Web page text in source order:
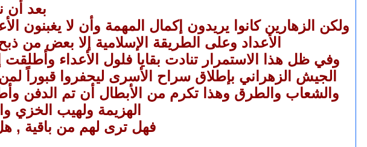
بعد أن
ولكن الزهارين كانوا يريدون إكمال المهمة وأن لا
الأعداد وعلى الطريقة الإسلامية إلا بعض
وفي ظل هذا الاستمرار تنادت بقايا فلول الأعداء
الجيش الزهراني بإطلاق سراح الأسرى ليحفروا قبوراً
والشعاب والطرق وهذا تكرم من الأبطال أن تم الدفن
الهزيمة ولهيب الخزي
فهل ترى لهم من باقية ,